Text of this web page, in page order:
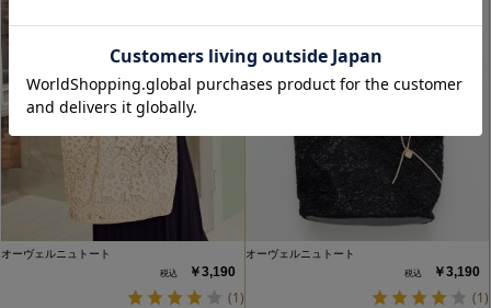
オーヴェルニュトート
￥3,190
(1)
オーヴェルニュトート
￥3,190
(1)